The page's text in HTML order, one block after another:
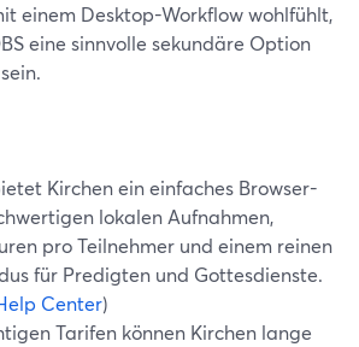
einem Desktop-Workflow wohlfühlt,
eine sinnvolle sekundäre Option
Kirchen ein einfaches Browser-
lokalen Aufnahmen,
pro Teilnehmer und einem reinen
für Predigten und Gottesdienste.
Center)
Tarifen können Kirchen lange